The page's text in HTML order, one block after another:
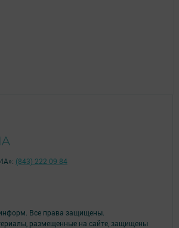
Все права защищены.
размещенные на сайте, защищены
(843) 222 09 84